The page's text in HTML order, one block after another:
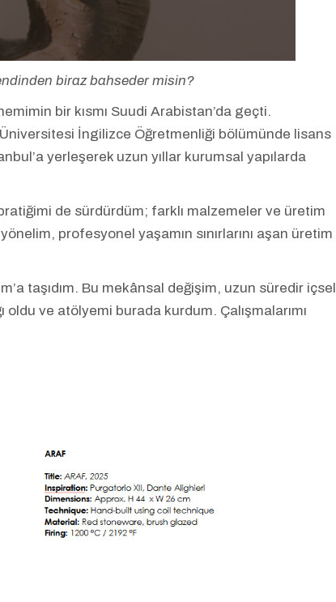
biraz bahseder misin?
bir kısmı Suudi Arabistan’da geçti.
İngilizce Öğretmenliği bölümünde lisans
yerleşerek uzun yıllar kurumsal yapılarda
de sürdürdüm; farklı malzemeler ve üretim
profesyonel yaşamın sınırlarını aşan üretim
taşıdım. Bu mekânsal değişim, uzun süredir içsel
ve atölyemi burada kurdum. Çalışmalarımı